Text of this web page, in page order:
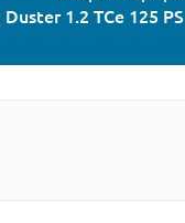
1.2 TCe 125 PS